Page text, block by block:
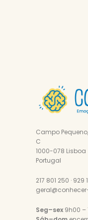
Campo
C
1000-078 Lisboa
Portugal
217 801 250 · 929
Seg–sex 9h00 –